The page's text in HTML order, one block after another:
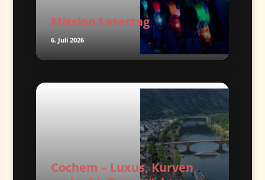
Mission Lasertag
6. Juli 2026
Cochem – Luxus, Kurven